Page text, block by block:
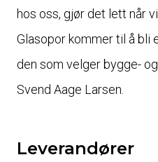
hos oss, gjør det lett når
Glasopor kommer til å bli
den som velger bygge-
Svend Aage Larsen.
Leverandører